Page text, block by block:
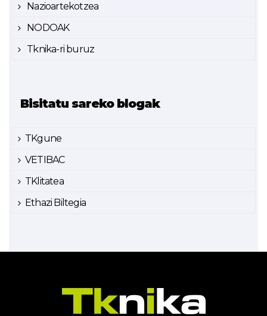
Nazioartekotzea
NODOAK
Tknika-ri buruz
Bisitatu sareko blogak
TKgune
VETIBAC
TKlitatea
Ethazi Biltegia